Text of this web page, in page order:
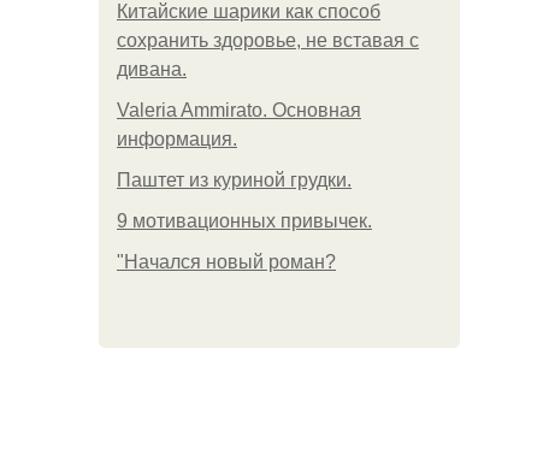
Китайские шарики как способ
сохранить здоровье, не вставая с
дивана.
Valeria Ammirato. Основная
информация.
Паштет из куриной грудки.
9 мотивационных привычек.
"Начался новый роман?